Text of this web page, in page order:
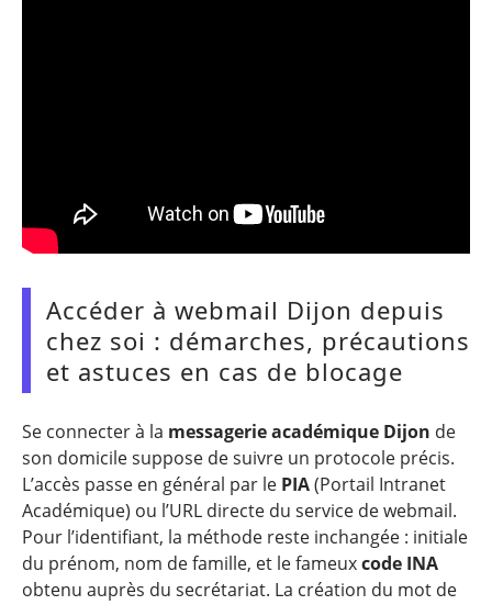
Accéder à webmail Dijon depuis
chez soi : démarches, précautions
et astuces en cas de blocage
Se connecter à la messagerie académique Dijon de
son domicile suppose de suivre un protocole précis.
L’accès passe en général par le PIA(Portail Intranet
Académique) ou l’URL directe du service de webmail.
Pour l’identifiant, la méthode reste inchangée : initiale
du prénom, nom de famille, et le fameuxcode INA
obtenu auprès du secrétariat. La création du mot de